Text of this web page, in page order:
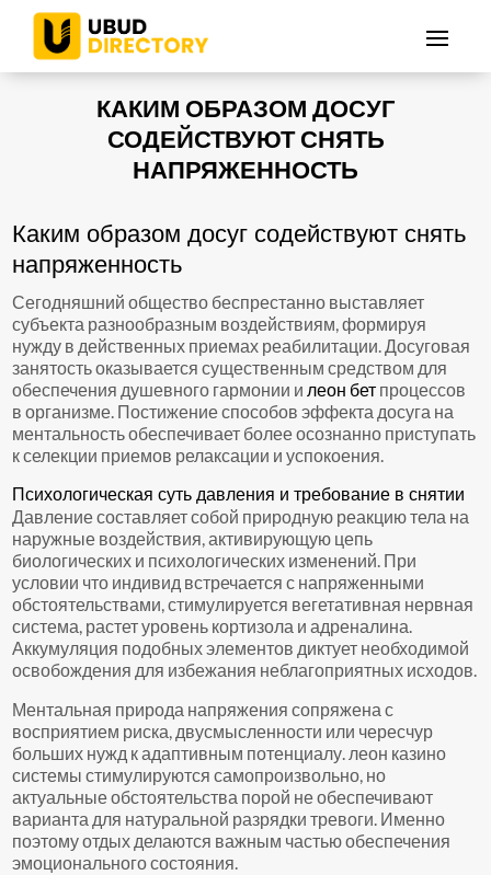
КАКИМ ОБРАЗОМ ДОСУГ
СОДЕЙСТВУЮТ СНЯТЬ
НАПРЯЖЕННОСТЬ
Каким образом досуг содействуют снять
напряженность
Сегодняшний общество беспрестанно выставляет
субъекта разнообразным воздействиям, формируя
нужду в действенных приемах реабилитации. Досуговая
занятость оказывается существенным средством для
обеспечения душевного гармонии и леон бет процессов
в организме. Постижение способов эффекта досуга на
ментальность обеспечивает более осознанно приступать
к селекции приемов релаксации и успокоения.
Психологическая суть давления и требование в снятии
Давление составляет собой природную реакцию тела на
наружные воздействия, активирующую цепь
биологических и психологических изменений. При
условии что индивид встречается с напряженными
обстоятельствами, стимулируется вегетативная нервная
система, растет уровень кортизола и адреналина.
Аккумуляция подобных элементов диктует необходимой
освобождения для избежания неблагоприятных исходов.
Ментальная природа напряжения сопряжена с
восприятием риска, двусмысленности или чересчур
больших нужд к адаптивным потенциалу. леон казино
системы стимулируются самопроизвольно, но
актуальные обстоятельства порой не обеспечивают
варианта для натуральной разрядки тревоги. Именно
поэтому отдых делаются важным частью обеспечения
эмоционального состояния.